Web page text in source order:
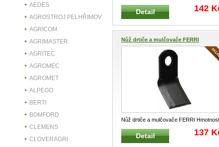
AEDES
AGROSTROJ PELHŘIMOV
AGRICOM
AGRIMASTER
AGRITEC
AGROMEC
AGROMET
ALPEGO
BERTI
BOMFORD
CLEMENS
CLOVERAGRI
010132370098 Hmotnost : 150 g
Detail 142
Nůž drtiče a mulčovače FERRI
Nůž drtiče a mulčovače FERRI
240 g
Detail 137